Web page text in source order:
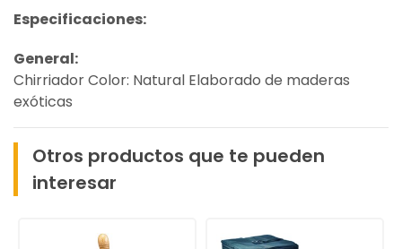
Especificaciones:
General:
Chirriador Color: Natural Elaborado de maderas
exóticas
Otros productos que te pueden
interesar